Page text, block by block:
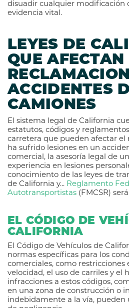
disuadir cualquier modificación
evidencia vital.
LEYES DE
QUE AFECTAN
ACCIDENTES
CAMIONES
El sistema legal de California
estatutos, códigos y
carretera que pueden afectar el
ha sufrido lesiones en un
comercial, la asesoría legal de
experiencia en lesiones
conocimiento de las leyes de
de California y... Reglamento
Autotransportistas (FMCSR)
EL CÓDIGO DE
CALIFORNIA
El Código de Vehículos de
normas específicas para los
comerciales, como restricciones
velocidad, el uso de carriles y el
infracciones a estos códigos,
en una zona de construcción o
indebidamente a la vía, pueden